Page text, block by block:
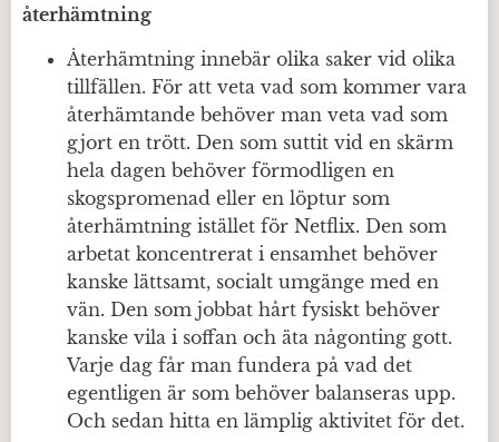
återhämtning
Återhämtning innebär olika saker vid olika
tillfällen. För att veta vad som kommer vara
återhämtande behöver man veta vad som
gjort en trött. Den som suttit vid en skärm
hela dagen behöver förmodligen en
skogspromenad eller en löptur som
återhämtning istället för Netflix. Den som
arbetat koncentrerat i ensamhet behöver
kanske lättsamt, socialt umgänge med en
vän. Den som jobbat hårt fysiskt behöver
kanske vila i soffan och äta någonting gott.
Varje dag får man fundera på vad det
egentligen är som behöver balanseras upp.
Och sedan hitta en lämplig aktivitet för det.